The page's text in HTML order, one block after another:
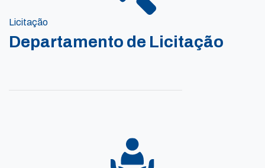
Licitação
Departamento de Licitação